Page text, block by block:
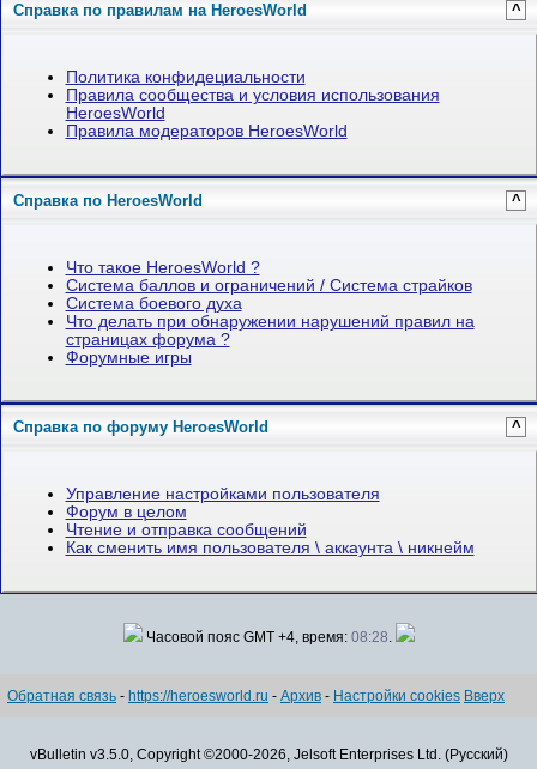
Справка по правилам на HeroesWorld ^
Политика конфидециальности
Правила сообщества и условия использования
HeroesWorld
Правила модераторов HeroesWorld
Справка по HeroesWorld ^
Что такое HeroesWorld ?
Система баллов и ограничений / Система страйков
Система боевого духа
Что делать при обнаружении нарушений правил на
страницах форума ?
Форумные игры
Справка по форуму HeroesWorld ^
Управление настройками пользователя
Форум в целом
Чтение и отправка сообщений
Как сменить имя пользователя \ аккаунта \ никнейм
Часовой пояс GMT +4, время: 08:28.
Обратная связь - https://heroesworld.ru - Архив - Настройки cookies Вверх
vBulletin v3.5.0, Copyright ©2000-2026, Jelsoft Enterprises Ltd. (Русский)